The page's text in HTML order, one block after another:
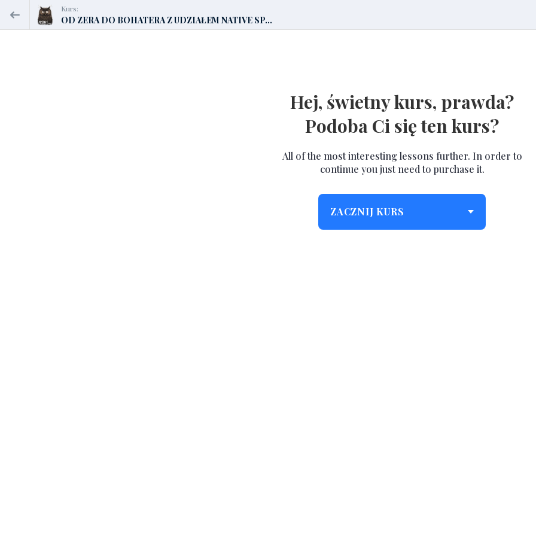
Kurs:
OD ZERA DO BOHATERA Z UDZIAŁEM NATIVE SP...
Hej, świetny kurs, prawda?
Podoba Ci się ten kurs?
All of the most interesting lessons further. In order to
continue you just need to purchase it.
ZACZNIJ KURS